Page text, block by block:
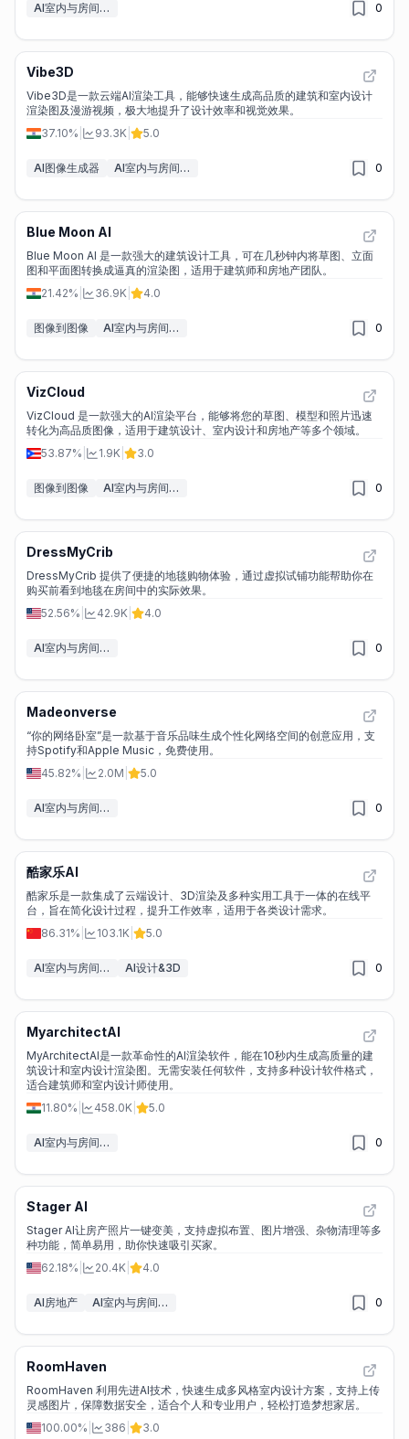
AI室内与房间设计 0
Vibe3D
Vibe3D是一款云端AI渲染工具，能够快速生成高品质的建筑和室内设计
渲染图及漫游视频，极大地提升了设计效率和视觉效果。
37.10%
93.3K 5.0
AI图像生成器 AI室内与房间设计 0
Blue Moon AI
Blue Moon AI 是一款强大的建筑设计工具，可在几秒钟内将草图、立面
图和平面图转换成逼真的渲染图，适用于建筑师和房地产团队。
21.42%
36.9K 4.0
图像到图像 AI室内与房间设计 0
VizCloud
VizCloud 是一款强大的AI渲染平台，能够将您的草图、模型和照片迅速
转化为高品质图像，适用于建筑设计、室内设计和房地产等多个领域。
53.87%
1.9K 3.0
图像到图像 AI室内与房间设计 0
DressMyCrib
DressMyCrib 提供了便捷的地毯购物体验，通过虚拟试铺功能帮助你在
购买前看到地毯在房间中的实际效果。
52.56%
42.9K 4.0
AI室内与房间设计 0
Madeonverse
“你的网络卧室”是一款基于音乐品味生成个性化网络空间的创意应用，支
持Spotify和Apple Music，免费使用。
45.82%
2.0M 5.0
AI室内与房间设计 0
酷家乐AI
酷家乐是一款集成了云端设计、3D渲染及多种实用工具于一体的在线平
台，旨在简化设计过程，提升工作效率，适用于各类设计需求。
86.31%
103.1K 5.0
AI室内与房间设计 AI设计&3D 0
MyarchitectAI
MyArchitectAI是一款革命性的AI渲染软件，能在10秒内生成高质量的建
筑设计和室内设计渲染图。无需安装任何软件，支持多种设计软件格式，
适合建筑师和室内设计师使用。
11.80%
458.0K 5.0
AI室内与房间设计 0
Stager AI
Stager AI让房产照片一键变美，支持虚拟布置、图片增强、杂物清理等多
种功能，简单易用，助你快速吸引买家。
62.18%
20.4K 4.0
AI房地产 AI室内与房间设计 0
RoomHaven
RoomHaven 利用先进AI技术，快速生成多风格室内设计方案，支持上传
灵感图片，保障数据安全，适合个人和专业用户，轻松打造梦想家居。
100.00%
386 3.0